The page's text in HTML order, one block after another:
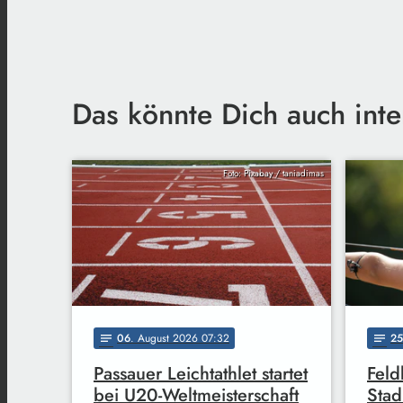
Das könnte Dich auch
Foto: Pixabay / taniadimas
notes 06. August 2026 07:32
Passauer Leichtathlet startet
bei U20-Weltmeisterschaft
notes 25